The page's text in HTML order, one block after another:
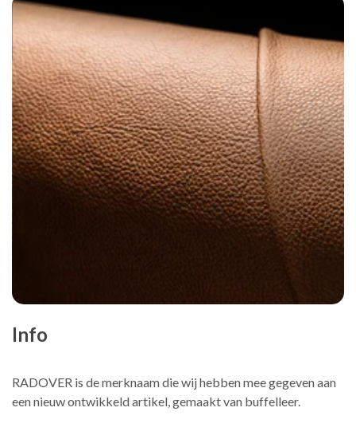
Info
RADOVER is de merknaam die wij hebben mee gegeven aan
een nieuw ontwikkeld artikel, gemaakt van buffelleer.